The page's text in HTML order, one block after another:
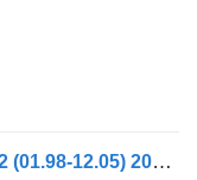
Стабилизираща щанга Volvo FM12 (01.98-12.05) 20555319 3173988 за влекач Volvo FM7-FM12, FM, FMX (1998-2014)